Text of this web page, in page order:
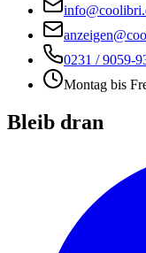
0231 / 9059-
Montag bis
Bleib dran